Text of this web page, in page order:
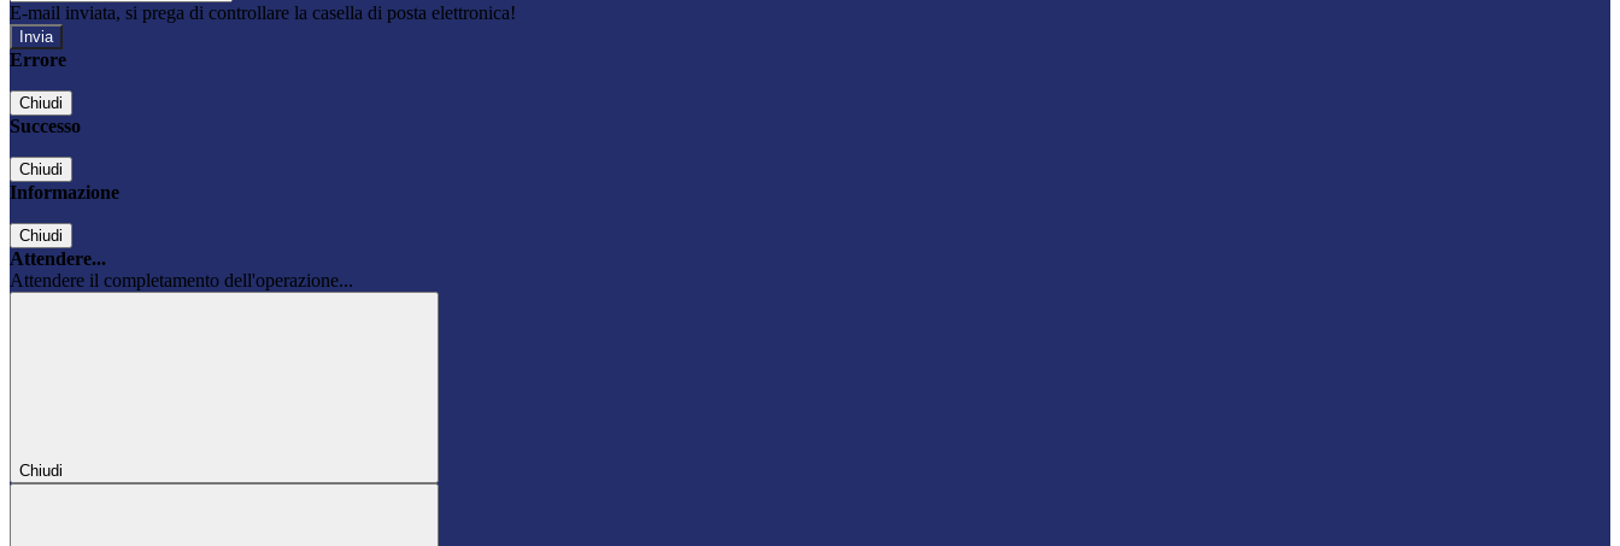
E-mail inviata, si prega di controllare la casella di posta elettronica!
Errore
Chiudi
Successo
Chiudi
Informazione
Chiudi
Attendere...
Attendere il completamento dell'operazione...
Chiudi